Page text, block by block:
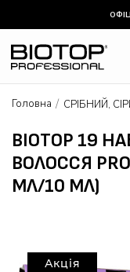
Головна СРІБНИЙ,
BIOTOP 19
ВОЛОССЯ
МЛ/10 МЛ)
Акція